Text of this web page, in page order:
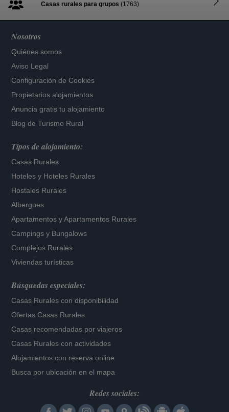
Casas rurales para grupos (1763)
Nosotros
Quiénes somos
Aviso Legal
Configuración de Cookies
Propietarios alojamientos
Anuncia gratis tu alojamiento
Blog de Turismo Rural
Tipos de alojamiento:
Casas Rurales
Hoteles y Hoteles Rurales
Hostales Rurales
Albergues
Apartamentos yApartamentos Rurales
Campings y Bungalows
Complejos Rurales
Viviendas turísticas
Búsquedas especiales:
Casas Rurales con disponibilidad
Ofertas Casas Rurales
Casas recomendadas por viajeros
Casas Rurales con actividades
Alojamientos con reserva online
Busca por ubicación en el mapa
Redes sociales: